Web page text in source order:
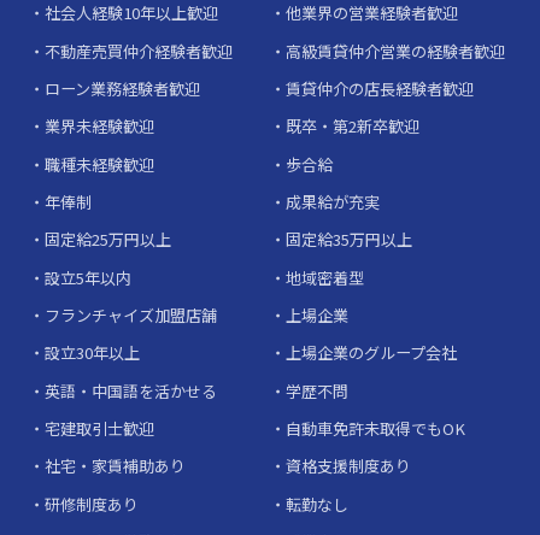
社会人経験10年以上歓迎
他業界の営業経験者歓迎
不動産売買仲介経験者歓迎
高級賃貸仲介営業の経験者歓迎
ローン業務経験者歓迎
賃貸仲介の店長経験者歓迎
業界未経験歓迎
既卒・第2新卒歓迎
職種未経験歓迎
歩合給
年俸制
成果給が充実
固定給25万円以上
固定給35万円以上
設立5年以内
地域密着型
フランチャイズ加盟店舗
上場企業
設立30年以上
上場企業のグループ会社
英語・中国語を活かせる
学歴不問
宅建取引士歓迎
自動車免許未取得でもOK
社宅・家賃補助あり
資格支援制度あり
研修制度あり
転勤なし